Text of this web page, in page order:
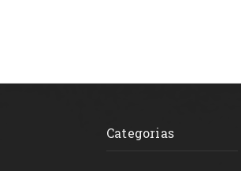
Categorias